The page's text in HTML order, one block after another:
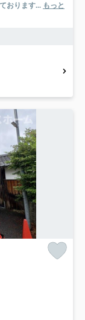
おります... もっと